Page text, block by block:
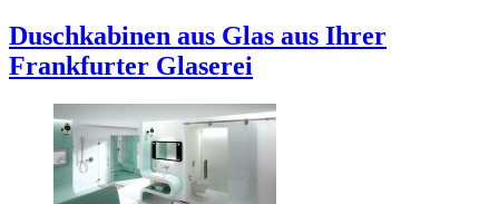
Duschkabinen aus Glas aus Ihrer
Frankfurter Glaserei